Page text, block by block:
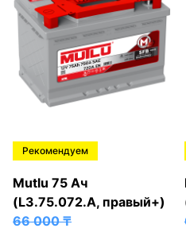
Рекомендуем
Mutlu 75 Ач
(L3.75.072.A, правый+)
66 000₸